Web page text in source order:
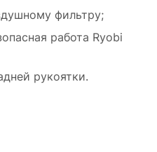
фильтру;
работа Ryobi
рукоятки.